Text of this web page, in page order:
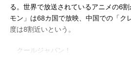
る。世界で放送されているアニメの6
モン」は68カ国で放映、中国での「ク
度は8割近いという。
クールジャパン！